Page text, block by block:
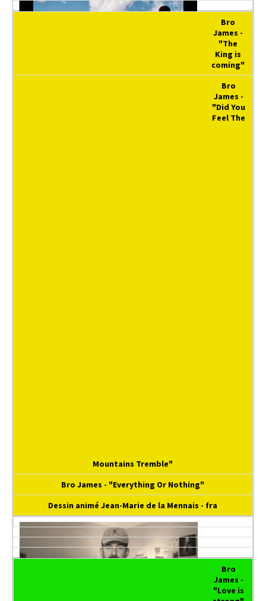
Bro
James -
"The
King is
coming"
Bro
James -
"Did You
Feel The
Mountains Tremble"
Bro James - "Everything Or Nothing"
Dessin animé Jean-Marie de la Mennais - fra
Bro
James -
"Love is